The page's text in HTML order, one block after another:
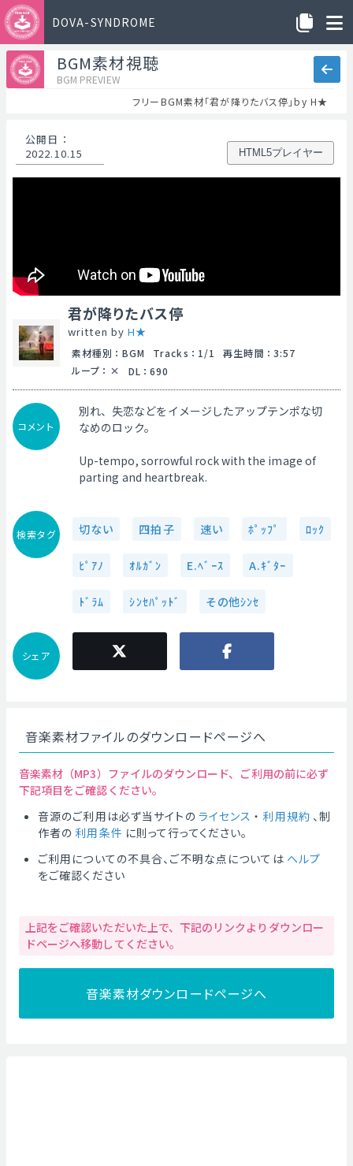
DOVA-SYNDROME
BGM素材視聴
BGM PREVIEW
フリーBGM素材「君が降りたバス停」by H★
公開日 ：
2022.10.15
HTML5プレイヤー
君が降りたバス停
written byH★
素材種別 ： BGM Tracks ： 1/1 再生時間 ： 3:57
ループ ： DL ： 690
コメント
別れ、失恋などをイメージしたアップテンポな切
なめのロック。
Up-tempo, sorrowful rock with the image of
parting and heartbreak.
検索タグ 切ない 四拍子 速い ﾎﾟｯﾌﾟ ﾛｯｸ
ﾋﾟｱﾉ ｵﾙｶﾞﾝ E.ﾍﾞｰｽ A.ｷﾞﾀｰ
ﾄﾞﾗﾑ ｼﾝｾﾊﾟｯﾄﾞ その他ｼﾝｾ
シェア
音楽素材ファイルのダウンロードページへ
音楽素材（MP3）ファイルのダウンロード、ご利用の前に必ず
下記項目をご確認ください。
音源のご利用は必ず当サイトの ライセンス ・ 利用規約 、制
作者の 利用条件 に則って行ってください。
ご利用についての不具合、ご不明な点については ヘルプ
をご確認ください
上記をご確認いただいた上で、下記のリンクよりダウンロー
ドページへ移動してください。
音楽素材ダウンロードページへ